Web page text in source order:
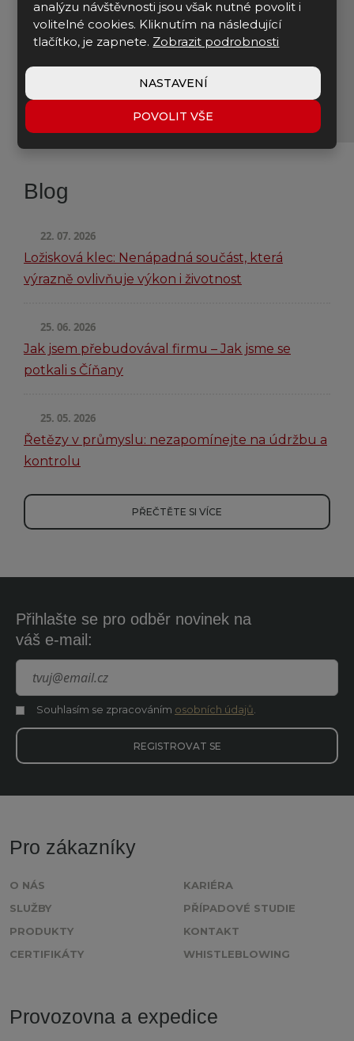
Blog
22. 07. 2026
Ložisková klec: Nenápadná součást, která
výrazně ovlivňuje výkon i životnost
25. 06. 2026
Jak jsem přebudovával firmu – Jak jsme se
potkali s Číňany
25. 05. 2026
Řetězy v průmyslu: nezapomínejte na údržbu a
kontrolu
PŘEČTĚTE SI VÍCE
Přihlašte se pro odběr novinek na
váš e-mail:
Souhlasím
se
osobních
Souhlasím se zpracováním osobních údajů
REGISTROVAT SE
se
odeslat.
Pro zákazníky
O NÁS
SLUŽBY
PRODUKTY
CERTIFIKÁTY
KARIÉRA
PŘÍPADOVÉ STUDIE
KONTAKT
WHISTLEBLOWING
Provozovna a expedice
analýzu návštěvnosti jsou však nutné povolit i
volitelné cookies. Kliknutím na následující
tlačítko, je zapnete. Zobrazit podrobnosti
NASTAVENÍ
POVOLIT VŠE